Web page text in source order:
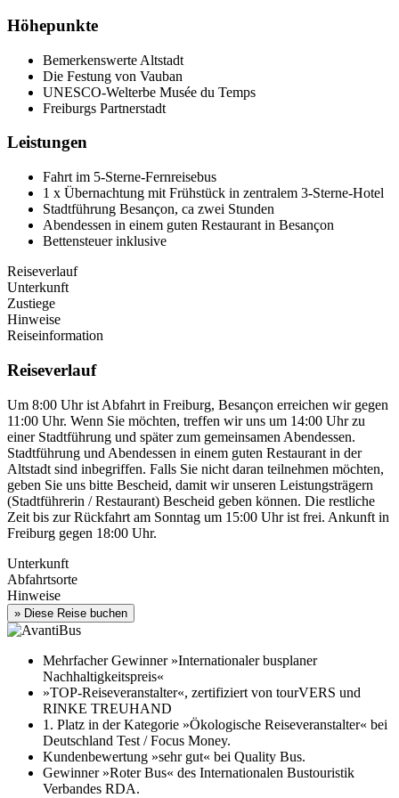
Höhepunkte
Bemerkenswerte Altstadt
Die Festung von Vauban
UNESCO-Welterbe Musée du Temps
Freiburgs Partnerstadt
Leistungen
Fahrt im 5-Sterne-Fernreisebus
1 x Übernachtung mit Frühstück in zentralem 3-Sterne-Hotel
Stadtführung Besançon, ca zwei Stunden
Abendessen in einem guten Restaurant in Besançon
Bettensteuer inklusive
Reiseverlauf
Unterkunft
Zustiege
Hinweise
Reiseinformation
Reiseverlauf
Um 8:00 Uhr ist Abfahrt in Freiburg, Besançon erreichen wir gegen
11:00 Uhr. Wenn Sie möchten, treffen wir uns um 14:00 Uhr zu
einer Stadtführung und später zum gemeinsamen Abendessen.
Stadtführung und Abendessen in einem guten Restaurant in der
Altstadt sind inbegriffen. Falls Sie nicht daran teilnehmen möchten,
geben Sie uns bitte Bescheid, damit wir unseren Leistungsträgern
(Stadtführerin / Restaurant) Bescheid geben können. Die restliche
Zeit bis zur Rückfahrt am Sonntag um 15:00 Uhr ist frei. Ankunft in
Freiburg gegen 18:00 Uhr.
Unterkunft
Abfahrtsorte
Hinweise
Mehrfacher Gewinner »Internationaler busplaner
Nachhaltigkeitspreis«
»TOP-Reiseveranstalter«, zertifiziert von tourVERS und
RINKE TREUHAND
1. Platz in der Kategorie »Ökologische Reiseveranstalter« bei
Deutschland Test / Focus Money.
Kundenbewertung »sehr gut« bei Quality Bus.
Gewinner »Roter Bus« des Internationalen Bustouristik
Verbandes RDA.